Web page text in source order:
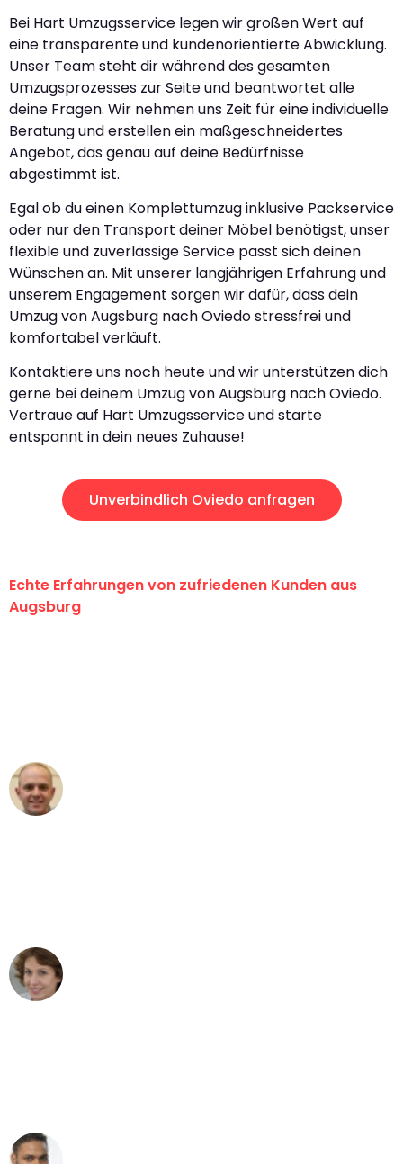
Bei Hart Umzugsservice legen wir großen Wert auf
eine transparente und kundenorientierte Abwicklung.
Unser Team steht dir während des gesamten
Umzugsprozesses zur Seite und beantwortet alle
deine Fragen. Wir nehmen uns Zeit für eine individuelle
Beratung und erstellen ein maßgeschneidertes
Angebot, das genau auf deine Bedürfnisse
abgestimmt ist.
Egal ob du einen Komplettumzug inklusive Packservice
oder nur den Transport deiner Möbel benötigst, unser
flexible und zuverlässige Service passt sich deinen
Wünschen an. Mit unserer langjährigen Erfahrung und
unserem Engagement sorgen wir dafür, dass dein
Umzug von Augsburg nach Oviedo stressfrei und
komfortabel verläuft.
Kontaktiere uns noch heute und wir unterstützen dich
gerne bei deinem Umzug von Augsburg nach Oviedo.
Vertraue auf Hart Umzugsservice und starte
entspannt in dein neues Zuhause!
Unverbindlich Oviedo anfragen
Echte Erfahrungen von zufriedenen Kunden aus
Augsburg